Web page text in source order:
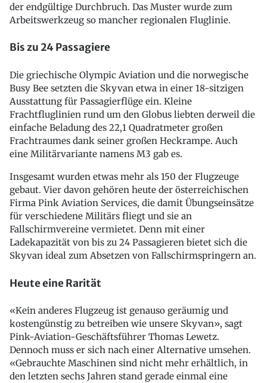
der endgültige Durchbruch. Das Muster wurde zum
Arbeitswerkzeug so mancher regionalen Fluglinie.
Bis zu 24 Passagiere
Die griechische Olympic Aviation und die norwegische
Busy Bee setzten die Skyvan etwa in einer 18-sitzigen
Ausstattung für Passagierflüge ein. Kleine
Frachtfluglinien rund um den Globus liebten derweil die
einfache Beladung des 22,1 Quadratmeter großen
Frachtraumes dank seiner großen Heckrampe. Auch
eine Militärvariante namens M3 gab es.
Insgesamt wurden etwas mehr als 150 der Flugzeuge
gebaut. Vier davon gehören heute der österreichischen
Firma Pink Aviation Services, die damit Übungseinsätze
für verschiedene Militärs fliegt und sie an
Fallschirmvereine vermietet. Denn mit einer
Ladekapazität von bis zu 24 Passagieren bietet sich die
Skyvan ideal zum Absetzen von Fallschirmspringern an.
Heute eine Rarität
«Kein anderes Flugzeug ist genauso geräumig und
kostengünstig zu betreiben wie unsere Skyvan», sagt
Pink-Aviation-Geschäftsführer Thomas Lewetz.
Dennoch muss er sich nach einer Alternative umsehen.
«Gebrauchte Maschinen sind nicht mehr erhältlich, in
den letzten sechs Jahren stand gerade einmal eine